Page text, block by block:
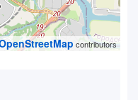
contributors